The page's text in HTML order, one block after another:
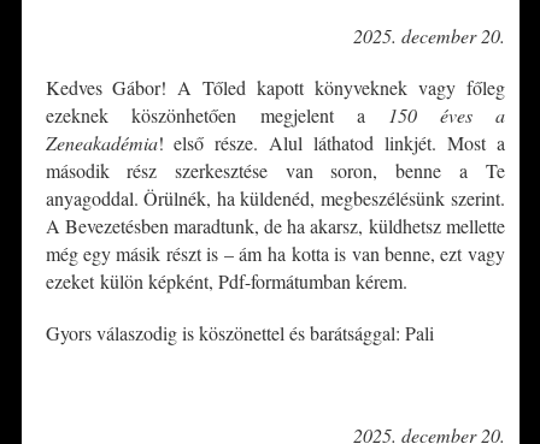
2025. december 20.
Kedves Gábor! A Tőled kapott könyveknek vagy főleg
ezeknek köszönhetően megjelent a
150 éves a
Zeneakadémia! első része. Alul láthatod linkjét. Most a
második rész szerkesztése van soron, benne a Te
anyagoddal. Örülnék, ha küldenéd, megbeszélésünk szerint.
A Bevezetésben maradtunk, de ha akarsz, küldhetsz mellette
még egy másik részt is – ám ha kotta is van benne, ezt vagy
ezeket külön képként, Pdf-formátumban kérem.
Gyors válaszodig is köszönettel és barátsággal: Pali
2025. december 20.